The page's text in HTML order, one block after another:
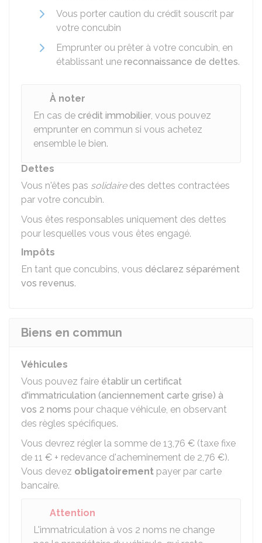
Vous porter caution du crédit souscrit par
votre concubin
Emprunter ou prêter à votre concubin, en
établissant une reconnaissance de dettes.
À noter
En cas de crédit immobilier, vous pouvez
emprunter en commun si vous achetez
ensemble le bien.
Dettes
Vous n'êtes pas solidairedes dettes contractées
par votre concubin.
Vous êtes responsables uniquement des dettes
pour lesquelles vous vous êtes engagé.
Impôts
En tant que concubins, vous déclarez séparément
vos revenus.
Biens en commun
Véhicules
Vous pouvez faire établir un certificat
d'immatriculation (anciennement carte grise) à
vos 2 noms pour chaque véhicule, en observant
des règles spécifiques.
Vous devrez régler la somme de 13,76 € (taxe fixe
de 11 € + redevance d'acheminement de 2,76 €).
Vous devez obligatoirement payer par carte
bancaire.
Attention
L'immatriculation à vos 2 noms ne change